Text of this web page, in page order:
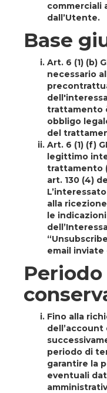
commerciali
dall’Utente.
Base
Art. 6 (1) (b)
necessario
trattamento
obbligo
del
Art. 6 (1) (f)
legittimo
trattamento
art. 130 (4)
alla
le
email inviate
Periodo
Fino alla
dell’account
periodo di
garantire la
eventuali